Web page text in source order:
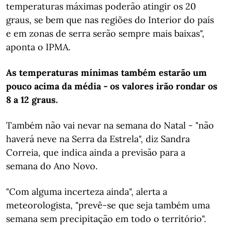
temperaturas máximas poderão atingir os 20
graus, se bem que nas regiões do Interior do país
e em zonas de serra serão sempre mais baixas",
aponta o IPMA.
As temperaturas mínimas também estarão um
pouco acima da média - os valores irão rondar os
8 a 12 graus.
Também não vai nevar na semana do Natal - "não
haverá neve na Serra da Estrela", diz Sandra
Correia, que indica ainda a previsão para a
semana do Ano Novo.
"Com alguma incerteza ainda", alerta a
meteorologista, "prevê-se que seja também uma
semana sem precipitação em todo o território".